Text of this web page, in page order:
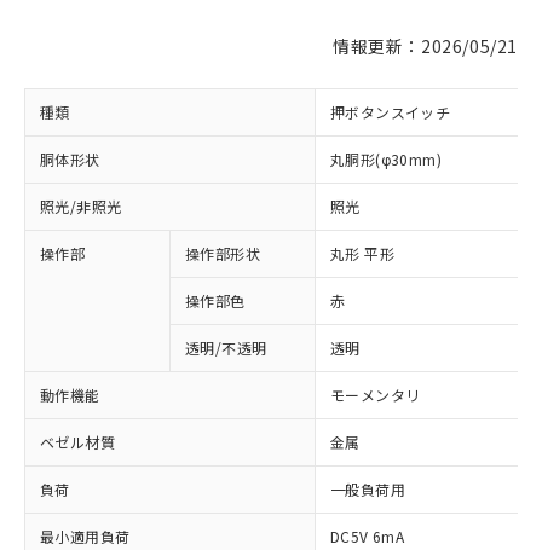
情報更新：2026/05/21
種類 押ボタンスイッチ
胴体形状 丸胴形(φ30mm)
照光/非照光 照光
操作部 操作部形状 丸形 平形
操作部色 赤
透明/不透明 透明
動作機能 モーメンタリ
ベゼル材質 金属
負荷 一般負荷用
最小適用負荷 DC5V 6mA